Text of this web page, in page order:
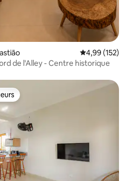
Évaluation
4,99 (152)
de l'Alley - Centre historique
les plus appréciés